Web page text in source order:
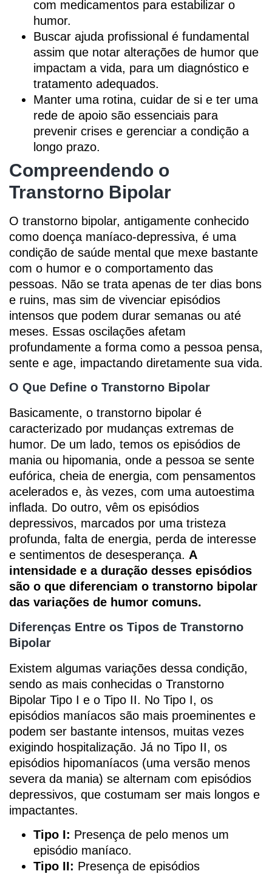
com medicamentos para estabilizar o
humor.
Buscar ajuda profissional é fundamental
assim que notar alterações de humor que
impactam a vida, para um diagnóstico e
tratamento adequados.
Manter uma rotina, cuidar de si e ter uma
rede de apoio são essenciais para
prevenir crises e gerenciar a condição a
longo prazo.
Compreendendo o
Transtorno Bipolar
O transtorno bipolar, antigamente conhecido
como doença maníaco-depressiva, é uma
condição de saúde mental que mexe bastante
com o humor e o comportamento das
pessoas. Não se trata apenas de ter dias bons
e ruins, mas sim de vivenciar episódios
intensos que podem durar semanas ou até
meses. Essas oscilações afetam
profundamente a forma como a pessoa pensa,
sente e age, impactando diretamente sua vida.
O Que Define o Transtorno Bipolar
Basicamente, o transtorno bipolar é
caracterizado por mudanças extremas de
humor. De um lado, temos os episódios de
mania ou hipomania, onde a pessoa se sente
eufórica, cheia de energia, com pensamentos
acelerados e, às vezes, com uma autoestima
inflada. Do outro, vêm os episódios
depressivos, marcados por uma tristeza
profunda, falta de energia, perda de interesse
e sentimentos de desesperança. A
intensidade e a duração desses episódios
são o que diferenciam o transtorno bipolar
das variações de humor comuns.
Diferenças Entre os Tipos de Transtorno
Bipolar
Existem algumas variações dessa condição,
sendo as mais conhecidas o Transtorno
Bipolar Tipo I e o Tipo II. No Tipo I, os
episódios maníacos são mais proeminentes e
podem ser bastante intensos, muitas vezes
exigindo hospitalização. Já no Tipo II, os
episódios hipomaníacos (uma versão menos
severa da mania) se alternam com episódios
depressivos, que costumam ser mais longos e
impactantes.
Tipo I: Presença de pelo menos um
episódio maníaco.
Tipo II: Presença de episódios